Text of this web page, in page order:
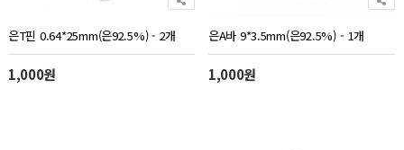
은T핀 0.64*25mm(은92.5%) - 2개
1,000원
은A바 9*3.5mm(은92.5%) - 1개
1,000원